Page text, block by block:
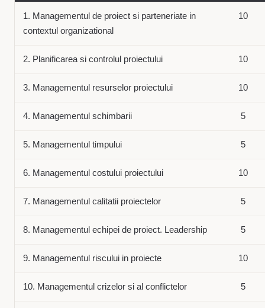
1. Managementul de proiect si parteneriate in
contextul organizational
10
2. Planificarea si controlul proiectului 10
3. Managementul resurselor proiectului 10
4. Managementul schimbarii 5
5. Managementul timpului 5
6. Managementul costului proiectului 10
7. Managementul calitatii proiectelor 5
8. Managementul echipei de proiect. Leadership 5
9. Managementul riscului in proiecte 10
10. Managementul crizelor si al conflictelor 5